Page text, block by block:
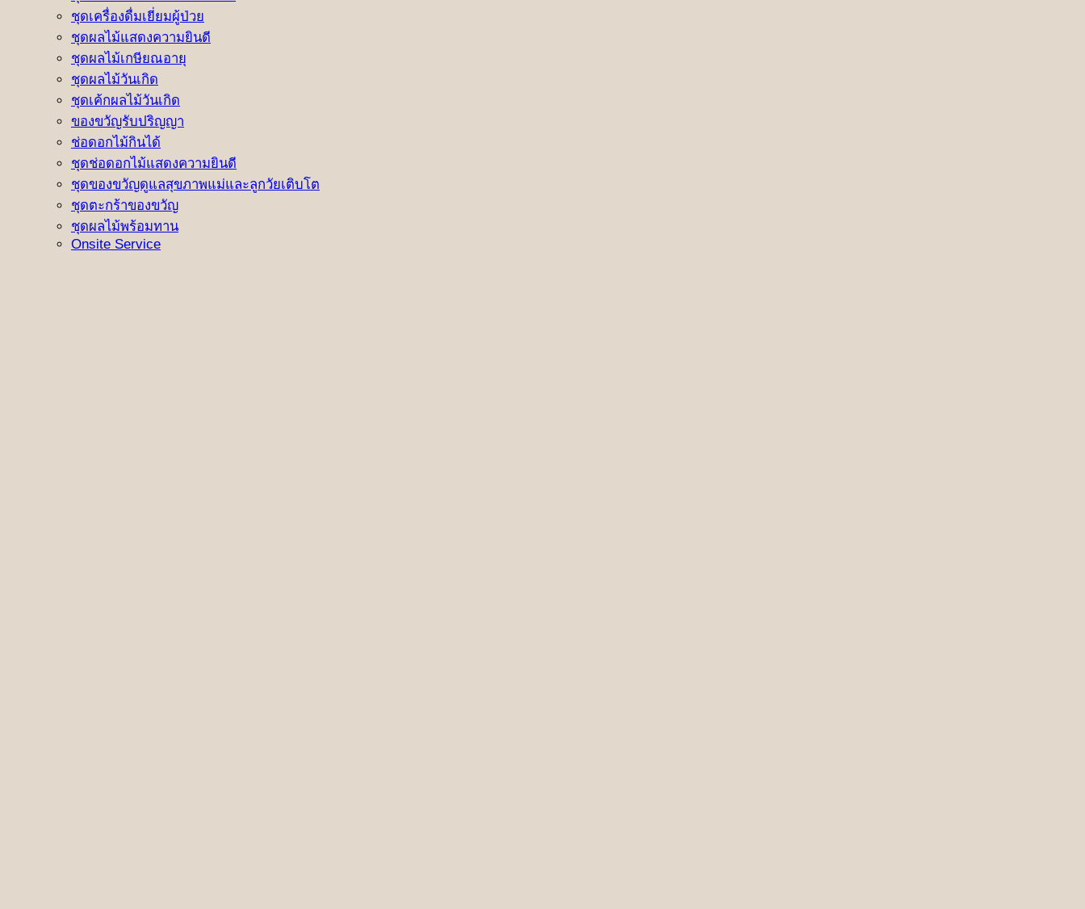
ชุดเครื่องดื่มเยี่ยมผู้ป่วย
ชุดผลไม้แสดงความยินดี
ชุดผลไม้เกษียณอายุ
ชุดผลไม้วันเกิด
ชุดเค้กผลไม้วันเกิด
ของขวัญรับปริญญา
ช่อดอกไม้กินได้
ชุดช่อดอกไม้แสดงความยินดี
ชุดของขวัญดูแลสุขภาพแม่และลูกวัยเติบโต
ชุดตะกร้าของขวัญ
ชุดผลไม้พร้อมทาน
Onsite Service